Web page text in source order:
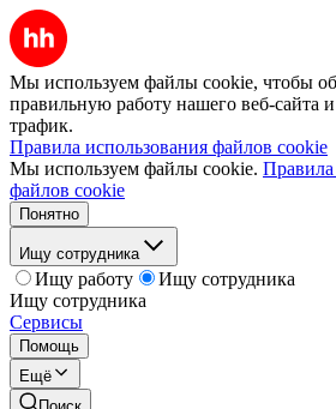
Мы используем файлы cookie, чтобы
правильную работу нашего веб-сайта и
трафик.
Правила использования файлов cookie
Мы используем файлы cookie. Правила
файлов cookie
Понятно
Ищу сотрудника
Ищу работу
Ищу сотрудника
Ищу сотрудника
Сервисы
Помощь
Ещё